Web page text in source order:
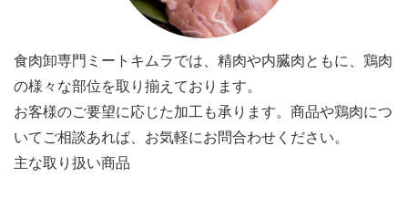
食肉卸専門ミートキムラでは、精肉や内臓肉ともに、鶏肉
の様々な部位を取り揃えております。
お客様のご要望に応じた加工も承ります。商品や鶏肉につ
いてご相談あれば、お気軽にお問合わせください。
主な取り扱い商品